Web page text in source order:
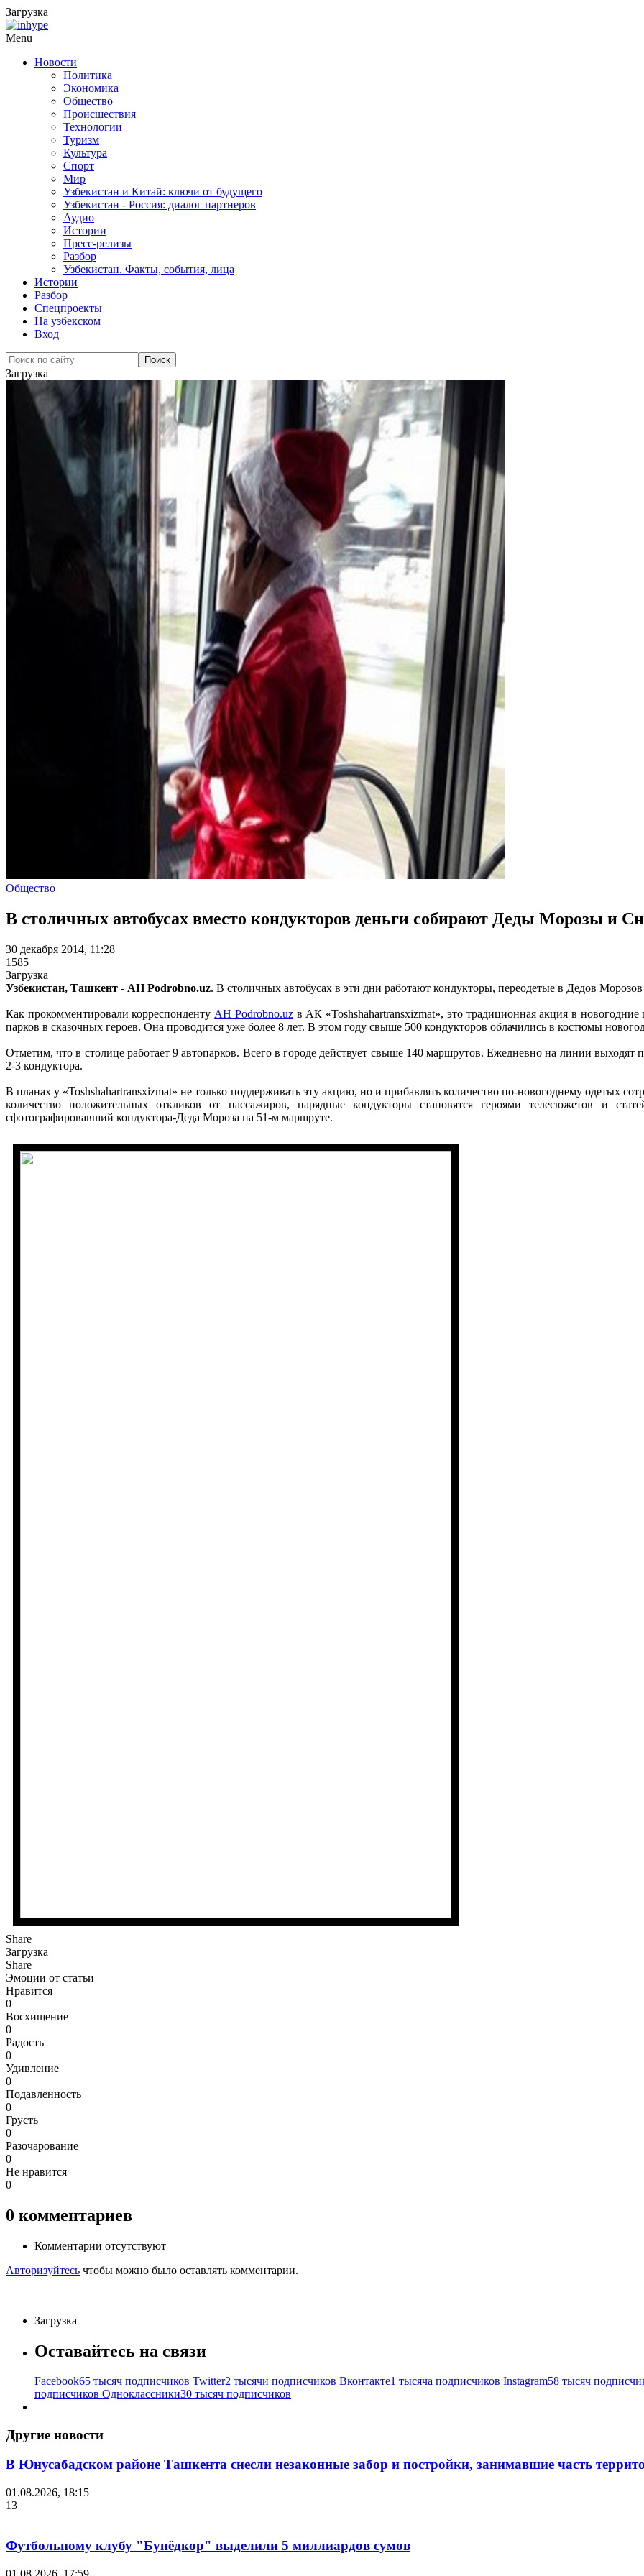
Загрузка
Menu
Новости
Политика
Экономика
Общество
Происшествия
Технологии
Туризм
Культура
Спорт
Мир
Узбекистан и Китай: ключи от будущего
Узбекистан - Россия: диалог партнеров
Аудио
Истории
Пресс-релизы
Разбор
Узбекистан. Факты, события, лица
Истории
Разбор
Спецпроекты
На узбекском
Вход
Загрузка
Общество
В столичных автобусах вместо кондукторов деньги собирают Деды Морозы и
30 декабря 2014, 11:28
1585
Загрузка
Узбекистан, Ташкент - АН Podrobno.uz. В столичных автобусах в эти дни работают кондукторы, переодетые в Дедов
Как прокомментировали корреспонденту АН Podrobno.uzв АК «Toshshahartransxizmat», это традиционная акция в
парков в сказочных героев. Она проводится уже более 8 лет. В этом году свыше 500 кондукторов облачились в костюмы
Отметим, что в столице работает 9 автопарков. Всего в городе действует свыше 140 маршрутов. Ежедневно на линии
2-3 кондуктора.
В планах у «Toshshahartransxizmat» не только поддерживать эту акцию, но и прибавлять количество по-новогоднему одетых
количество положительных откликов от пассажиров, нарядные кондукторы становятся героями телесюжетов и
сфотографировавший кондуктора-Деда Мороза на 51-м маршруте.
Share
Загрузка
Share
Эмоции от статьи
Нравится
0
Восхищение
0
Радость
0
Удивление
0
Подавленность
0
Грусть
0
Разочарование
0
Не нравится
0
0 комментариев
Комментарии отсутствуют
Авторизуйтесь чтобы можно было оставлять комментарии.
Загрузка
Оставайтесь на связи
Facebook65 тысяч подписчиков Twitter2 тысячи подписчиков Вконтакте1 тысяча подписчиков Instagram58 тысяч
подписчиков Одноклассники30 тысяч подписчиков
Другие новости
В Юнусабадском районе Ташкента снесли незаконные забор и постройки, занимавшие часть
01.08.2026, 18:15
13
Футбольному клубу "Бунёдкор" выделили 5 миллиардов сумов
01.08.2026, 17:59